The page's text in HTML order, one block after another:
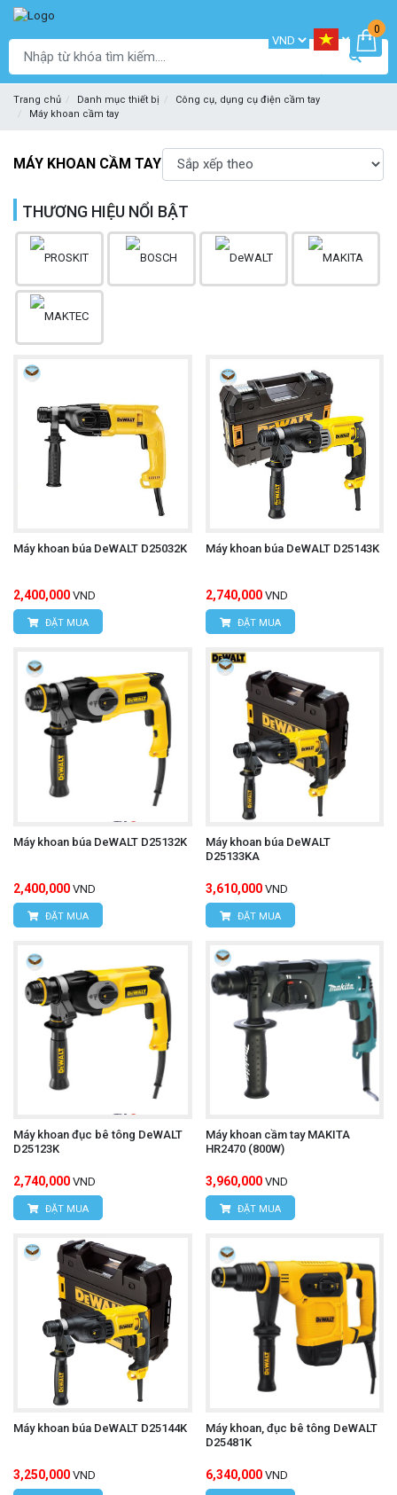
0
Trang chủ Danh mục thiết bị
Công cụ, dụng cụ điện cầm tay
Máy khoan cầm tay
MÁY KHOAN CẦM TAY
THƯƠNG HIỆU NỔI BẬT
Máy khoan búa DeWALT D25032K
2,400,000 VND
ĐẶT MUA
Máy khoan búa DeWALT D25143K
2,740,000 VND
ĐẶT MUA
Máy khoan búa DeWALT D25132K
2,400,000 VND
ĐẶT MUA
Máy khoan búa DeWALT
D25133KA
3,610,000 VND
ĐẶT MUA
Máy khoan đục bê tông DeWALT
D25123K
2,740,000 VND
ĐẶT MUA
Máy khoan cầm tay MAKITA
HR2470 (800W)
3,960,000 VND
ĐẶT MUA
Máy khoan búa DeWALT D25144K
3,250,000 VND
Máy khoan, đục bê tông DeWALT
D25481K
6,340,000 VND